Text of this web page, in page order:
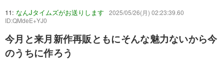
11: なんJタイムズがお送りします
2025/05/26(月) 02:23:39.60
ID:QMdeE+YJ0
今月と来月新作再販ともにそんな魅力ないから今
のうちに作ろう